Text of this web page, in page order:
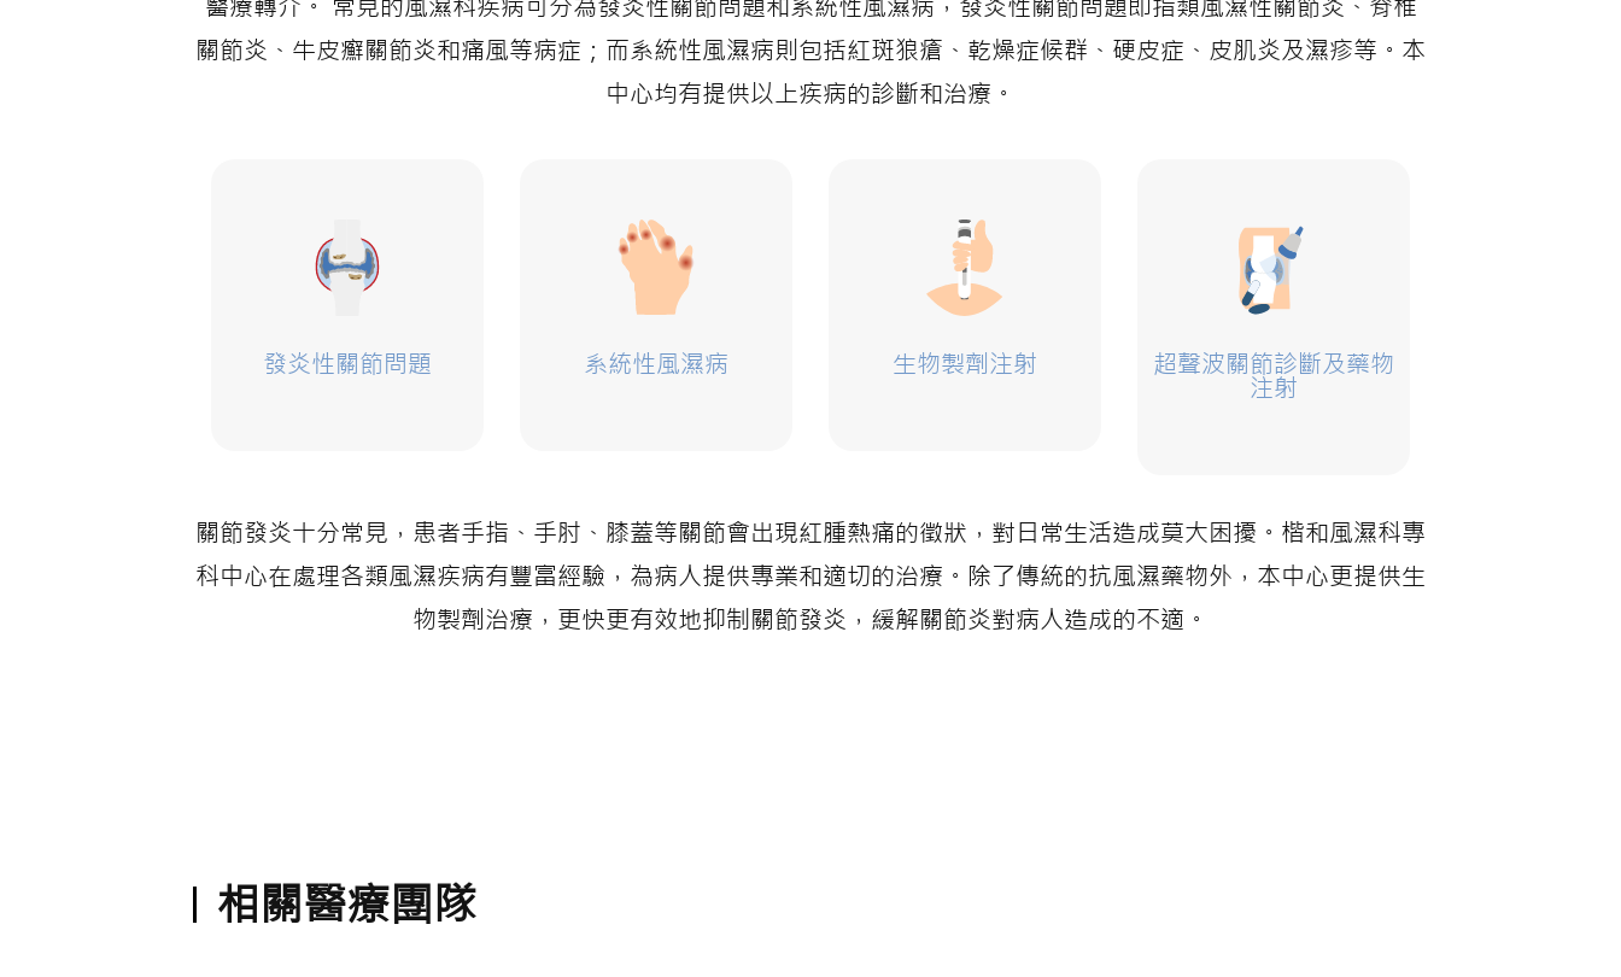
醫療轉介。 常見的風濕科疾病可分為發炎性關節問題和系統性風濕病，發炎性關節問題即指類風濕性關節炎、脊椎
關節炎、牛皮癬關節炎和痛風等病症；而系統性風濕病則包括紅斑狼瘡、乾燥症候群、硬皮症、皮肌炎及濕疹等。本
中心均有提供以上疾病的診斷和治療。
發炎性關節問題 系統性風濕病 生物製劑注射
超聲波關節診斷及藥物
注射
關節發炎十分常見，患者手指、手肘、膝蓋等關節會出現紅腫熱痛的徵狀，對日常生活造成莫大困擾。楷和風濕科專
科中心在處理各類風濕疾病有豐富經驗，為病人提供專業和適切的治療。除了傳統的抗風濕藥物外，本中心更提供生
物製劑治療，更快更有效地抑制關節發炎，緩解關節炎對病人造成的不適。
相關醫療團隊